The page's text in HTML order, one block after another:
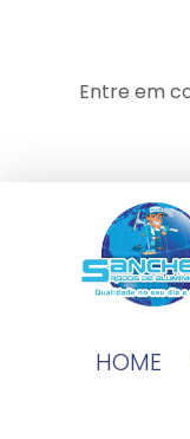
Entre em
HOME